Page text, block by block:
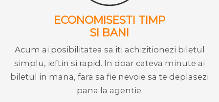
ECONOMISESTI TIMP
SI BANI
Acum ai posibilitatea sa iti achizitionezi biletul
simplu, ieftin si rapid. In doar cateva minute ai
biletul in mana, fara sa fie nevoie sa te deplasezi
pana la agentie.